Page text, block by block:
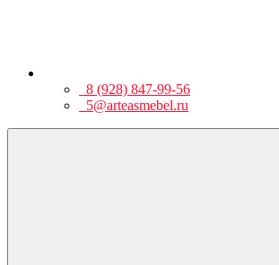
8 (928) 847-99-56
5@arteasmebel.ru